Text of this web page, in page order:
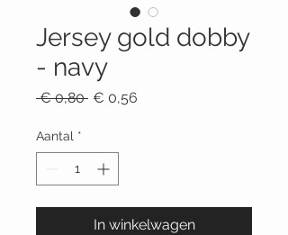
Jersey gold dobby
- navy
€ 0,80 Normale
€ 0,56
Aantal *
In winkelwagen